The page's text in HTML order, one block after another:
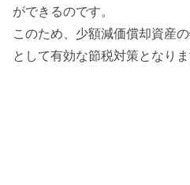
ができるのです。
このため、少額減価償却資産
として有効な節税対策となりま